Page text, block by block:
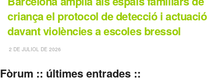
criança el protocol de detecció i actuació
davant violències a escoles bressol
2 DE JULIOL DE 2026
Fòrum :: últimes entrades ::